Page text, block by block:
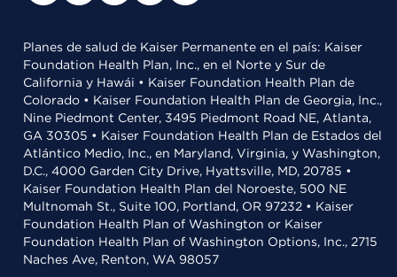
Planes de salud de Kaiser Permanente en el país: Kaiser
Foundation Health Plan, Inc., en el Norte y Sur de
California y Hawái • Kaiser Foundation Health Plan de
Colorado • Kaiser Foundation Health Plan de Georgia, Inc.,
Nine Piedmont Center, 3495 Piedmont Road NE, Atlanta,
GA 30305 • Kaiser Foundation Health Plan de Estados del
Atlántico Medio, Inc., en Maryland, Virginia, y Washington,
D.C., 4000 Garden City Drive, Hyattsville, MD, 20785 •
Kaiser Foundation Health Plan del Noroeste, 500 NE
Multnomah St., Suite 100, Portland, OR 97232 • Kaiser
Foundation Health Plan of Washington or Kaiser
Foundation Health Plan of Washington Options, Inc., 2715
Naches Ave, Renton, WA 98057